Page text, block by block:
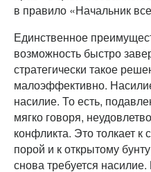
в правило «Начальник
Единственное
возможность быстро
стратегически такое
малоэффективно.
насилие. То есть,
мягко говоря,
конфликта. Это толкает
порой и к открытому
снова требуется насилие.